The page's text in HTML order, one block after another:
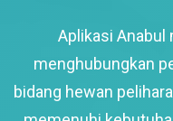
Aplikasi Anabul
menghubungkan
bidang hewan